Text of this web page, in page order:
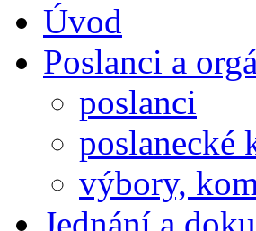
Úvod
Poslanci a
poslanci
poslanecké
výbory,
Jednání a